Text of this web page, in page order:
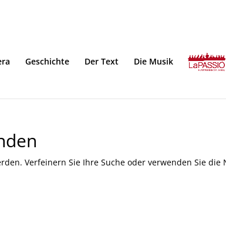
Geschichte Der Text Die Musik
Verfeinern Sie Ihre Suche oder verwenden Sie die